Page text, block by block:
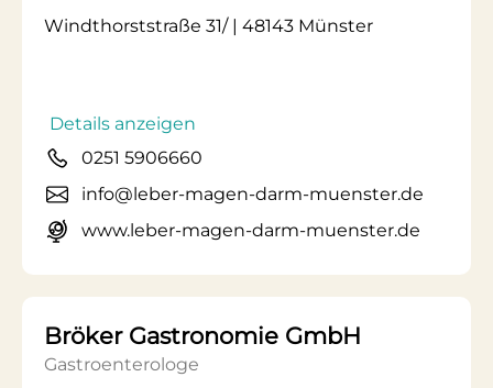
Windthorststraße 31/ | 48143 Münster
Details anzeigen
0251 5906660
info@leber-magen-darm-muenster.de
www.leber-magen-darm-muenster.de
Bröker Gastronomie GmbH
Gastroenterologe